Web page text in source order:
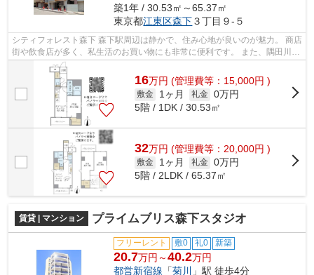
築1年 / 30.53㎡～65.37㎡
東京都江東区森下３丁目９-５
シティフォレスト森下 森下駅周辺は静かで、住み心地が良いのが魅力。 商店
街や飲食店が多く、私生活のお買い物にも非常に便利です。 また、隅田川が
近いので、都会に居ながらも自然...
16万円 (管理費等：15,000円 )
敷金 1ヶ月 礼金 0万円
5階 / 1DK / 30.53㎡
32万円 (管理費等：20,000円 )
敷金 1ヶ月 礼金 0万円
5階 / 2LDK / 65.37㎡
賃貸 | マンション プライムブリス森下スタジオ
フリーレント 敷0 礼0 新築
20.7万円～40.2万円
都営新宿線 「菊川 」駅 徒歩4分